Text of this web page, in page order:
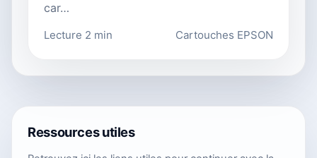
car…
Lecture 2 min Cartouches EPSON
Ressources utiles